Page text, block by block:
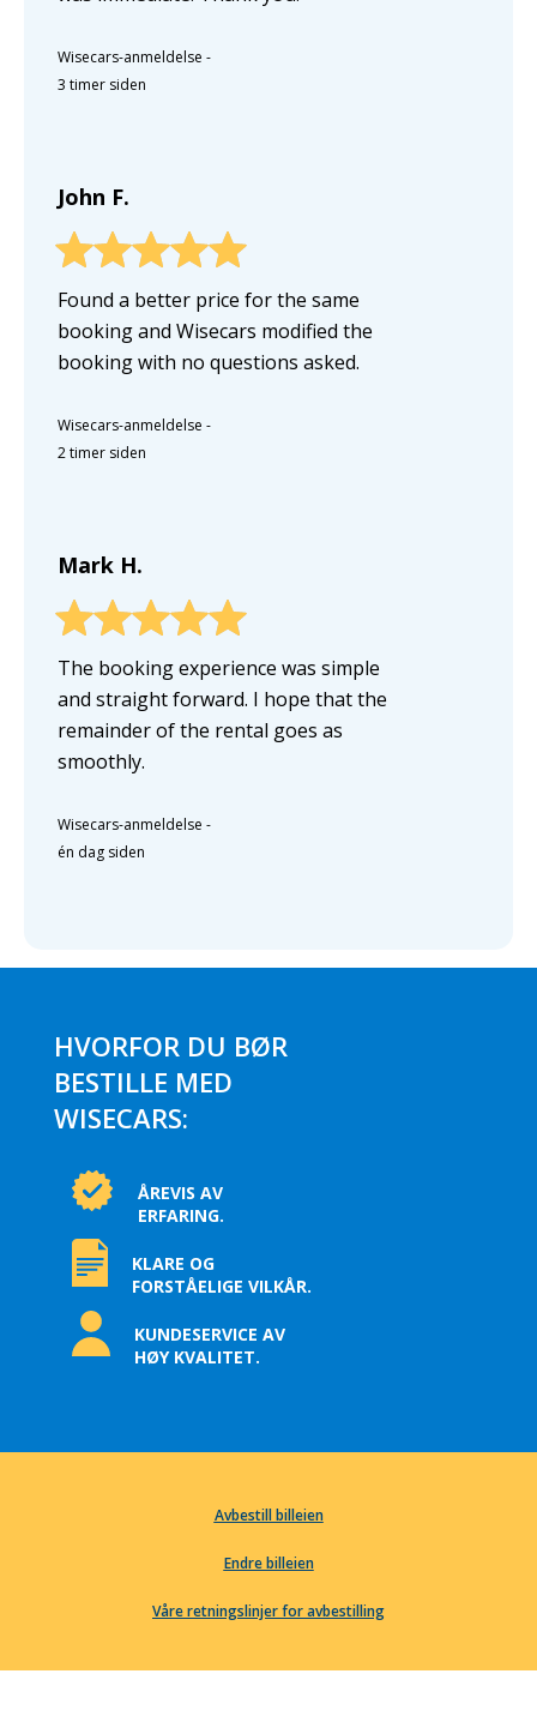
Wisecars-anmeldelse -
3 timer siden
John F.
Found a better price for the same
booking and Wisecars modified the
booking with no questions asked.
Wisecars-anmeldelse -
2 timer siden
Mark H.
The booking experience was simple
and straight forward. I hope that the
remainder of the rental goes as
smoothly.
Wisecars-anmeldelse -
én dag siden
HVORFOR DU BØR
BESTILLE MED
WISECARS:
ÅREVIS AV
ERFARING.
KLARE OG
FORSTÅELIGE VILKÅR.
KUNDESERVICE AV
HØY KVALITET.
Avbestill billeien
Endre billeien
Våre retningslinjer for avbestilling